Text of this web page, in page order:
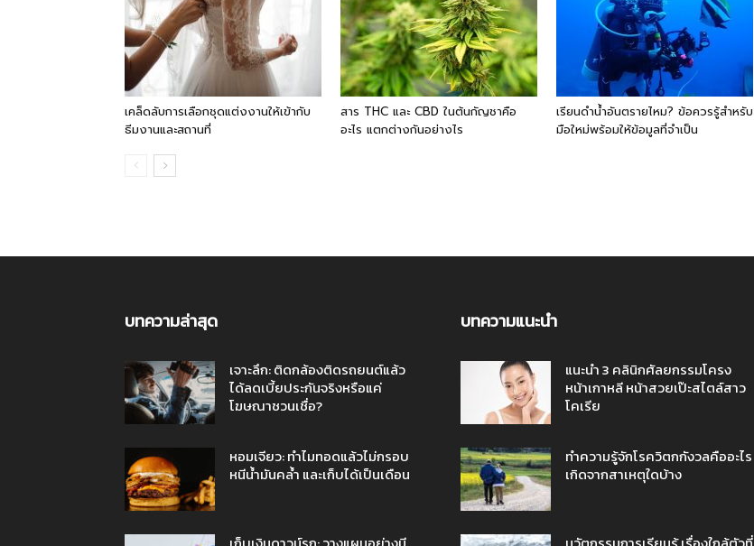
เคล็ดลับการเลือกชุดแต่งงานให้เข้ากับ
ธีมงานและสถานที่
สาร THC และ CBD ในต้นกัญชาคือ
อะไร แตกต่างกันอย่างไร
เรียนดำน้ำอันตรายไหม? ข้อควรรู้สำหรับ
มือใหม่พร้อมให้ข้อมูลที่จำเป็น
บทความล่าสุด
เจาะลึก: ติดกล้องติดรถยนต์แล้ว
ได้ลดเบี้ยประกันจริงหรือแค่
โฆษณาชวนเชื่อ?
หอมเจียว: ทำไมทอดแล้วไม่กรอบ
หนีน้ำมันคล้ำ และเก็บได้เป็นเดือน
บทความแนะนำ
แนะนำ 3 คลินิกศัลยกรรมโครง
หน้าเกาหลี หน้าสวยเป๊ะสไตล์สาว
โคเรีย
ทำความรู้จักโรควิตกกังวลคืออะไร
เกิดจากสาเหตุใดบ้าง